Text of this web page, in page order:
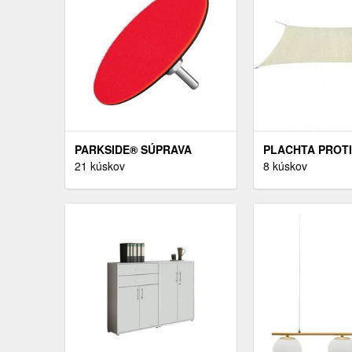
PARKSIDE® SÚPRAVA
BRÚSNYCH KOTÚČOV
21 kúskov
PLACHTA
HDPE
8 kúskov